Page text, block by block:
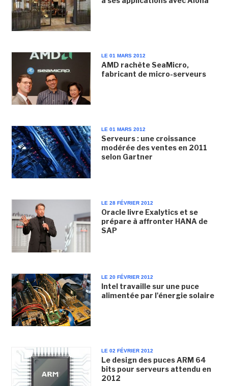
LE 01 MARS 2012
AMD rachète SeaMicro,
fabricant de micro-serveurs
LE 01 MARS 2012
Serveurs : une croissance
modérée des ventes en 2011
selon Gartner
LE 28 FÉVRIER 2012
Oracle livre Exalytics et se
prépare à affronter HANA de
SAP
LE 20 FÉVRIER 2012
Intel travaille sur une puce
alimentée par l'énergie solaire
LE 02 FÉVRIER 2012
Le design des puces ARM 64
bits pour serveurs attendu en
2012